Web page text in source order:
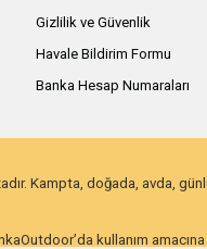
Gizlilik ve Güvenlik
Havale Bildirim Formu
Banka Hesap Numaraları
Kampta, doğada, avda,
kullanım